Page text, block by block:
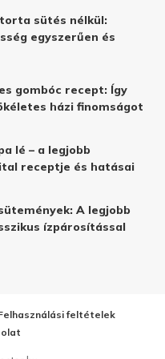
sütés nélkül:
egyszerűen és
gombóc recept: Így
házi finomságot
lé – a legjobb
receptje és hatásai
A legjobb
ízpárosítással
feltételek